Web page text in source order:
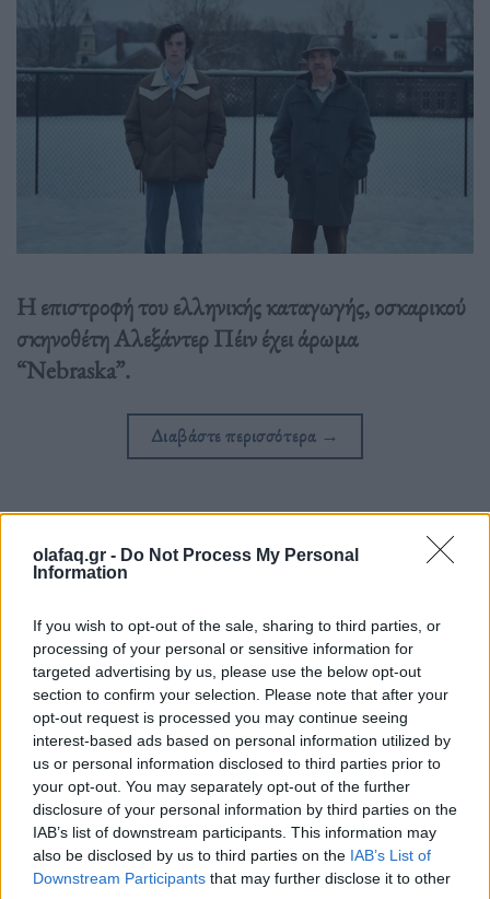
olafaq.gr - Do Not Process My Personal
Information
If you wish to opt-out of the sale, sharing to third parties, or
processing of your personal or sensitive information for
targeted advertising by us, please use the below opt-out
section to confirm your selection. Please note that after your
opt-out request is processed you may continue seeing
interest-based ads based on personal information utilized by
us or personal information disclosed to third parties prior to
your opt-out. You may separately opt-out of the further
disclosure of your personal information by third parties on the
IAB’s list of downstream participants. This information may
also be disclosed by us to third parties on the IAB’s List of
Downstream Participants that may further disclose it to other
Η επιστροφή του ελληνικής καταγωγής, οσκαρικού
σκηνοθέτη Αλεξάντερ Πέιν έχει άρωμα
“Nebraska”.
Διαβάστε περισσότερα →
Δημοσιεύθηκε σεΚινηματογράφος| TaggedPaul Giamatti
Holdovers,Αλεξάντερ Πέιν
Δείτε επίσης